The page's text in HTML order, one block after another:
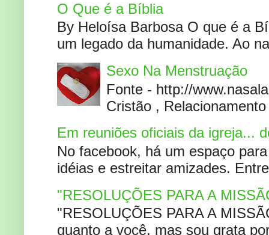
O Que é a Bíblia
By Heloísa Barbosa O que é a
um legado da humanidade. Ao
Sexo Na Menstruação
Fonte - http://
Cristão ,
Em reuniões oficiais da igreja...
No facebook, há um espaço
idéias e estreitar amizades.
"RESOLUÇÕES PARA A
"RESOLUÇÕES PARA A
quanto a você, mas sou grata